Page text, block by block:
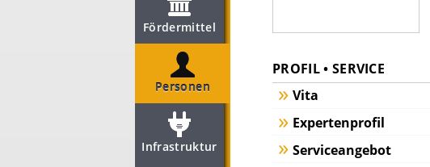
Fördermittel
Personen
Infrastruktur
PROFIL • SERVICE
Vita
Expertenprofil
Serviceangebot